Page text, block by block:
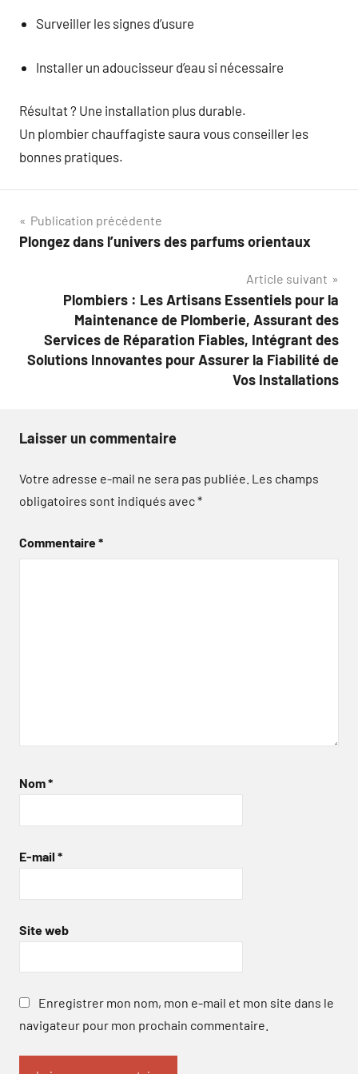
Surveiller les signes d’usure
Installer un adoucisseur d’eau si nécessaire
Résultat ? Une installation plus durable.
Un plombier chauffagiste saura vous conseiller les
bonnes pratiques.
Navigation
de
Publication précédente
Plongez dans l’univers des parfums orientaux
Article suivant
Plombiers : Les Artisans Essentiels pour la
Maintenance de Plomberie, Assurant des
Services de Réparation Fiables, Intégrant des
Solutions Innovantes pour Assurer la Fiabilité de
Vos Installations
Laisser un commentaire
Votre adresse e-mail ne sera pas publiée. Les champs
obligatoires sont indiqués avec*
Commentaire*
Nom*
E-mail *
Site web
Enregistrer mon nom, mon e-mail et mon site dans le
navigateur pour mon prochain commentaire.